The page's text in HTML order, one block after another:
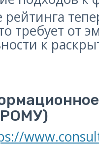
рейтинга
требует от
к